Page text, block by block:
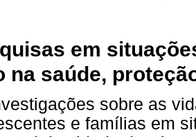
em
na saúde,
sobre as
e famílias em